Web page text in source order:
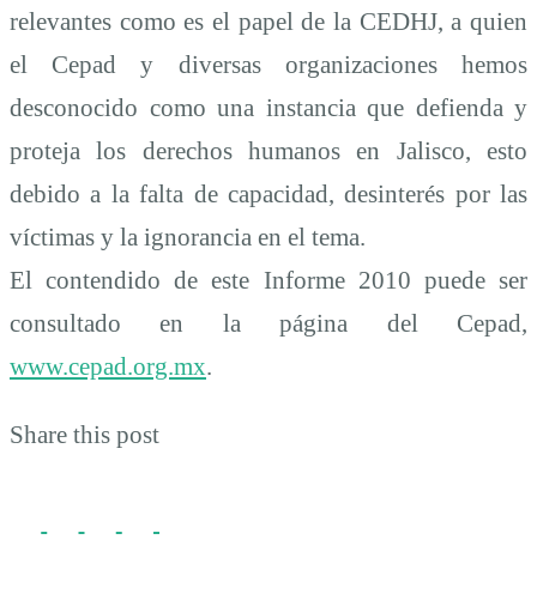
relevantes como es el papel de la CEDHJ, a quien
el Cepad y diversas organizaciones hemos
desconocido como una instancia que defienda y
proteja los derechos humanos en Jalisco, esto
debido a la falta de capacidad, desinterés por las
víctimas y la ignorancia en el tema.
El contendido de este Informe 2010 puede ser
consultado en la página del Cepad,
www.cepad.org.mx.
Share this post